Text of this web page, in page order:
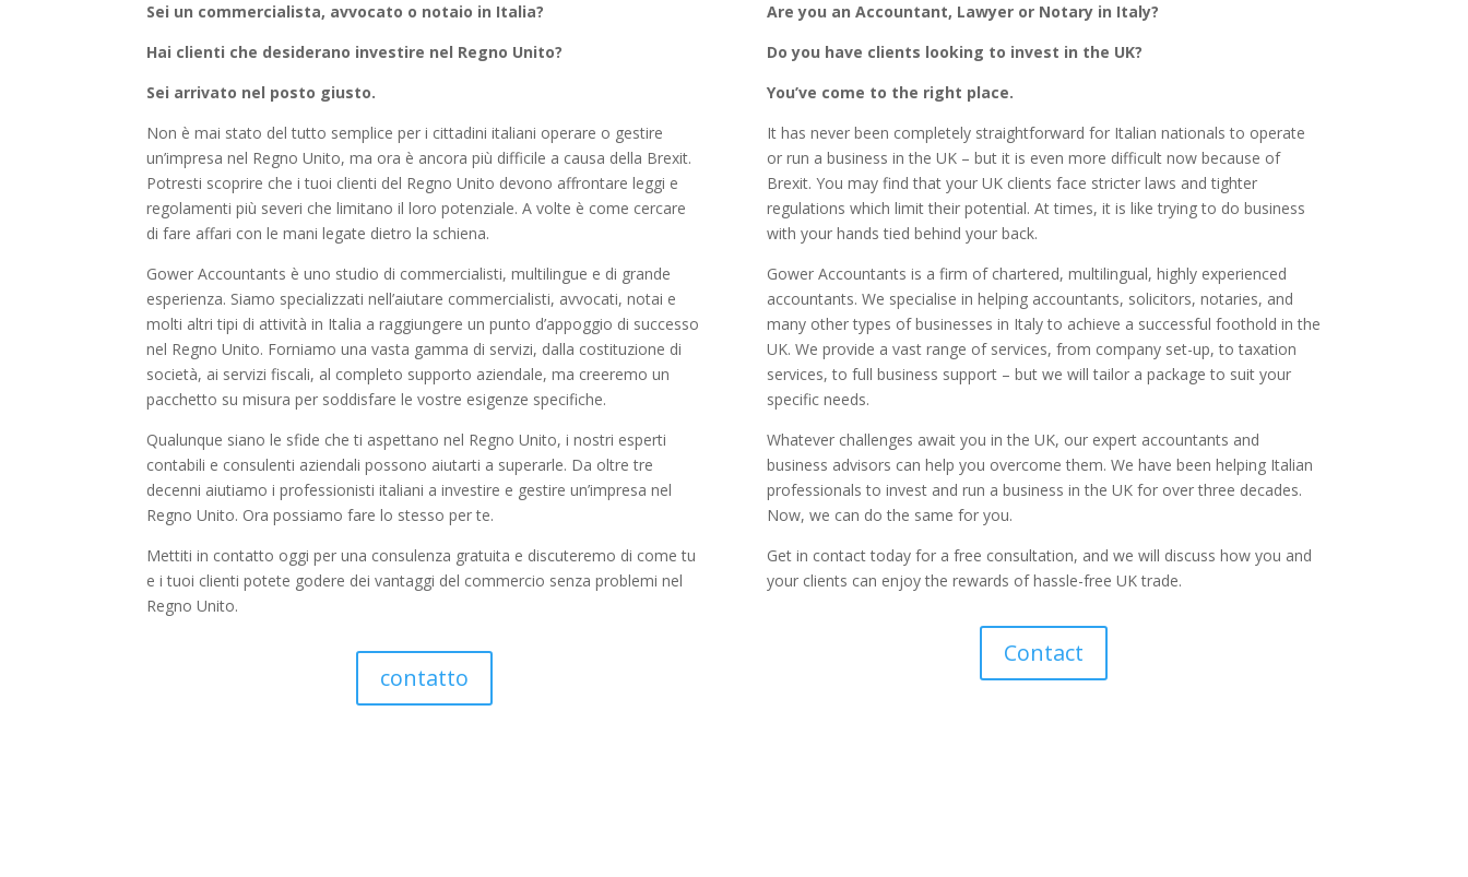
Sei un commercialista, avvocato o notaio in Italia?
Hai clienti che desiderano investire nel Regno Unito?
Sei arrivato nel posto giusto.
Non è mai stato del tutto semplice per i cittadini italiani operare o gestire
un’impresa nel Regno Unito, ma ora è ancora più difficile a causa della Brexit.
Potresti scoprire che i tuoi clienti del Regno Unito devono affrontare leggi e
regolamenti più severi che limitano il loro potenziale. A volte è come cercare
di fare affari con le mani legate dietro la schiena.
Gower Accountants è uno studio di commercialisti, multilingue e di grande
esperienza. Siamo specializzati nell’aiutare commercialisti, avvocati, notai e
molti altri tipi di attività in Italia a raggiungere un punto d’appoggio di successo
nel Regno Unito. Forniamo una vasta gamma di servizi, dalla costituzione di
società, ai servizi fiscali, al completo supporto aziendale, ma creeremo un
pacchetto su misura per soddisfare le vostre esigenze specifiche.
Qualunque siano le sfide che ti aspettano nel Regno Unito, i nostri esperti
contabili e consulenti aziendali possono aiutarti a superarle. Da oltre tre
decenni aiutiamo i professionisti italiani a investire e gestire un’impresa nel
Regno Unito. Ora possiamo fare lo stesso per te.
Mettiti in contatto oggi per una consulenza gratuita e discuteremo di come tu
e i tuoi clienti potete godere dei vantaggi del commercio senza problemi nel
Regno Unito.
contatto
Are you an Accountant, Lawyer or Notary in Italy?
Do you have clients looking to invest in the UK?
You’ve come to the right place.
It has never been completely straightforward for Italian nationals to operate
or run a business in the UK – but it is even more difficult now because of
Brexit. You may find that your UK clients face stricter laws and tighter
regulations which limit their potential. At times, it is like trying to do business
with your hands tied behind your back.
Gower Accountants is a firm of chartered, multilingual, highly experienced
accountants. We specialise in helping accountants, solicitors, notaries, and
many other types of businesses in Italy to achieve a successful foothold in the
UK. We provide a vast range of services, from company set-up, to taxation
services, to full business support – but we will tailor a package to suit your
specific needs.
Whatever challenges await you in the UK, our expert accountants and
business advisors can help you overcome them. We have been helping Italian
professionals to invest and run a business in the UK for over three decades.
Now, we can do the same for you.
Get in contact today for a free consultation, and we will discuss how you and
your clients can enjoy the rewards of hassle-free UK trade.
Contact